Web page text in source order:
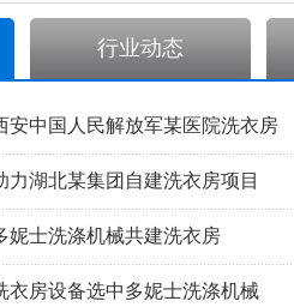
行业动态
安中国人民解放军某医院洗衣房
力湖北某集团自建洗衣房项目
妮士洗涤机械共建洗衣房
衣房设备选中多妮士洗涤机械